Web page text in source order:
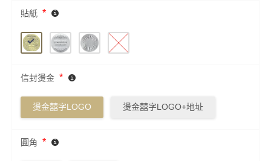
貼紙 *
信封燙金 *
燙金囍字LOGO 燙金囍字LOGO+地址
圓角 *